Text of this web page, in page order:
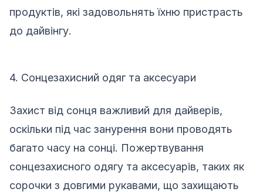
продуктів, які задовольнять їхню пристрасть
до дайвінгу.
4. Сонцезахисний одяг та аксесуари
Захист від сонця важливий для дайверів,
оскільки під час занурення вони проводять
багато часу на сонці. Пожертвування
сонцезахисного одягу та аксесуарів, таких як
сорочки з довгими рукавами, що захищають